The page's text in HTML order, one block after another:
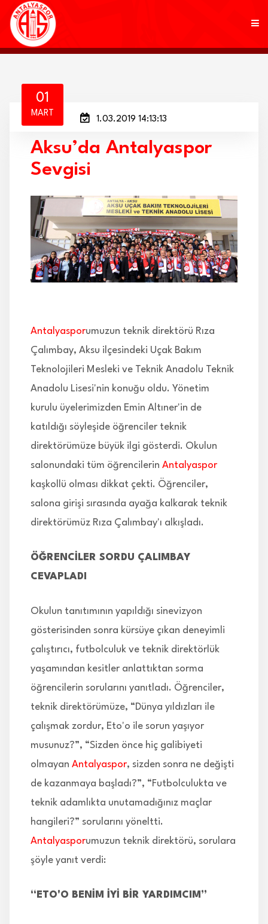
KULÜP
AKADEMİ
MARKALAR
TARAFTAR
BRANŞLAR
HABERLER
01
MART
1.03.2019 14:13:13
Aksu’da Antalyaspor
Sevgisi
Antalyasporumuzun teknik direktörü Rıza
Çalımbay, Aksu ilçesindeki Uçak Bakım
Teknolojileri Mesleki ve Teknik Anadolu Teknik
Anadolu Lisesi'nin konuğu oldu. Yönetim
kurulu üyelerimizden Emin Altıner'in de
katıldığı söyleşide öğrenciler teknik
direktörümüze büyük ilgi gösterdi. Okulun
salonundaki tüm öğrencilerin Antalyaspor
kaşkollü olması dikkat çekti. Öğrenciler,
salona girişi sırasında ayağa kalkarak teknik
direktörümüz Rıza Çalımbay'ı alkışladı.
ÖĞRENCİLER SORDU ÇALIMBAY
CEVAPLADI
Okulun tanıtımının yapıldığı sinevizyon
gösterisinden sonra kürsüye çıkan deneyimli
çalıştırıcı, futbolculuk ve teknik direktörlük
yaşamından kesitler anlattıktan sorma
öğrencilerin sorularını yanıtladı. Öğrenciler,
teknik direktörümüze, “Dünya yıldızları ile
çalışmak zordur, Eto'o ile sorun yaşıyor
musunuz?”, “Sizden önce hiç galibiyeti
olmayan Antalyaspor, sizden sonra ne değişti
de kazanmaya başladı?”, “Futbolculukta ve
teknik adamlıkta unutamadığınız maçlar
hangileri?” sorularını yöneltti.
Antalyasporumuzun teknik direktörü, sorulara
şöyle yanıt verdi:
“ETO'O BENİM İYİ BİR YARDIMCIM”